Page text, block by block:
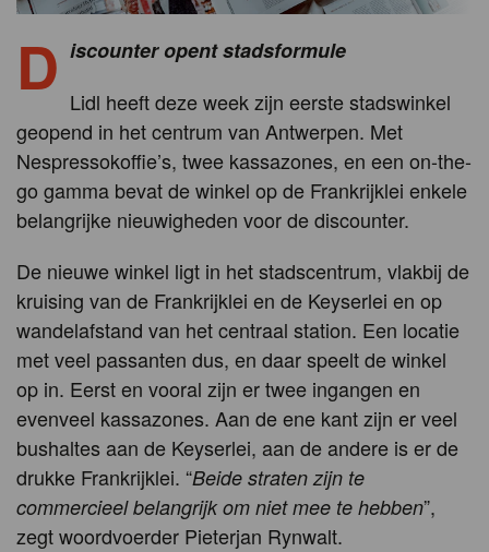
D iscounter opent stadsformule
Lidl heeft deze week zijn eerste stadswinkel
geopend in het centrum van Antwerpen. Met
Nespressokoffie’s, twee kassazones, en een on-the-
go gamma bevat de winkel op de Frankrijklei enkele
belangrijke nieuwigheden voor de discounter.
De nieuwe winkel ligt in het stadscentrum, vlakbij de
kruising van de Frankrijklei en de Keyserlei en op
wandelafstand van het centraal station. Een locatie
met veel passanten dus, en daar speelt de winkel
op in. Eerst en vooral zijn er twee ingangen en
evenveel kassazones. Aan de ene kant zijn er veel
bushaltes aan de Keyserlei, aan de andere is er de
drukke Frankrijklei. “Beide straten zijn te
commercieel belangrijk om niet mee te hebben”,
zegt woordvoerder Pieterjan Rynwalt.